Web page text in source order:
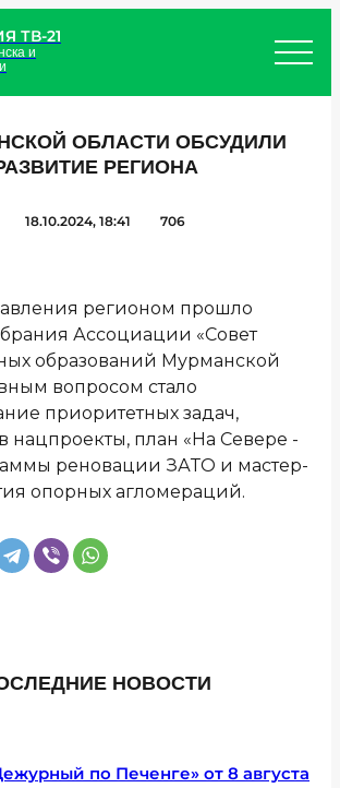
ТВ-21
и
ОБЛАСТИ ОБСУДИЛИ
РЕГИОНА
18.10.2024, 18:41 706
регионом прошло
Ассоциации «Совет
образований Мурманской
вопросом стало
приоритетных задач,
нацпроекты, план «На Севере -
реновации ЗАТО и мастер-
опорных агломераций.
НОВОСТИ
по Печенге» от 8 августа